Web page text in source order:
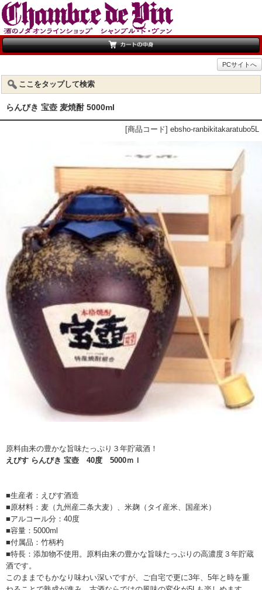
PCサイトへ
ここをタップして検索
らんびき 宝壺 麦焼酎 5000ml
[商品コード] ebsho-ranbikitakaratubo5L
原料由来の豊かな旨味たっぷり３年貯蔵酒！
えびす らんびき 宝壺 40度 5000ｍｌ
■生産者：えびす酒造
■原材料：麦（九州産二条大麦）、米麹（タイ産米、国産米）
■アルコール分：40度
■容量：5000ml
■付属品：竹柄杓
■特長：添加物不使用。原料由来の豊かな旨味たっぷりの高濃度３年貯蔵
酒です。
このままでもかなり味わい深いですが、ご自宅で更に3年、5年と時を重